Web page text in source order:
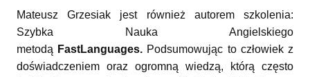
Mateusz Grzesiak jest również autorem szkolenia:
Szybka Nauka Angielskiego
metodą FastLanguages. Podsumowując to człowiek z
doświadczeniem oraz ogromną wiedzą, którą często